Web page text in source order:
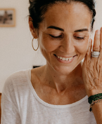
sous le
ancienne qui
ses
et le bien-être.
naturelle utilisée
est-ce
corps ?